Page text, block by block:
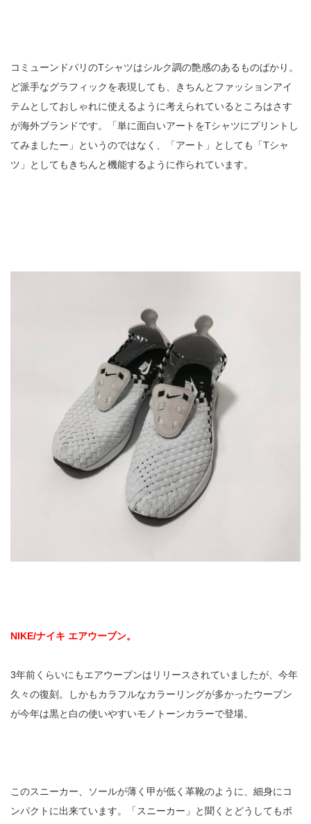
コミューンドパリのTシャツはシルク調の艶感のあるものばかり。
ど派手なグラフィックを表現しても、きちんとファッションアイ
テムとしておしゃれに使えるように考えられているところはさす
が海外ブランドです。「単に面白いアートをTシャツにプリントし
てみましたー」というのではなく、「アート」としても「Tシャ
ツ」としてもきちんと機能するように作られています。
NIKE/ナイキ エアウーブン。
3年前くらいにもエアウーブンはリリースされていましたが、今年
久々の復刻。しかもカラフルなカラーリングが多かったウーブン
が今年は黒と白の使いやすいモノトーンカラーで登場。
このスニーカー、ソールが薄く甲が低く革靴のように、細身にコ
ンパクトに出来ています。「スニーカー」と聞くとどうしてもボ